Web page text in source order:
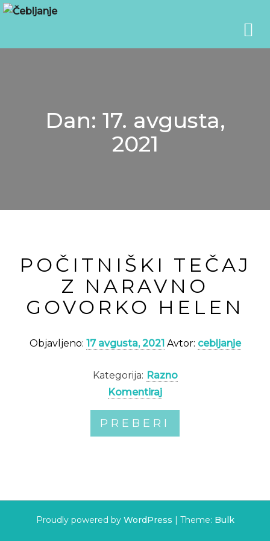
Dan: 17. avgusta,
2021
POČITNIŠKI TEČAJ
Z NARAVNO
GOVORKO HELEN
Objavljeno: 17 avgusta, 2021 Avtor: cebljanje
Kategorija: Razno
Komentiraj
PREBERI
Proudly powered by WordPress | Theme: Bulk